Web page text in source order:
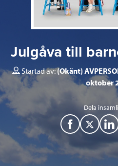
Julgåva till
Startad av:(Okänt)
oktober
Dela
F
T
w
i